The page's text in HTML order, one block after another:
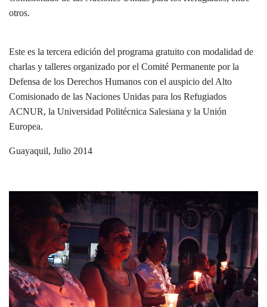
otros.
Este es la tercera edición del programa gratuito con modalidad de
charlas y talleres organizado por el Comité Permanente por la
Defensa de los Derechos Humanos con el auspicio del Alto
Comisionado de las Naciones Unidas para los Refugiados
ACNUR, la Universidad Politécnica Salesiana y la Unión
Europea.
Guayaquil, Julio 2014